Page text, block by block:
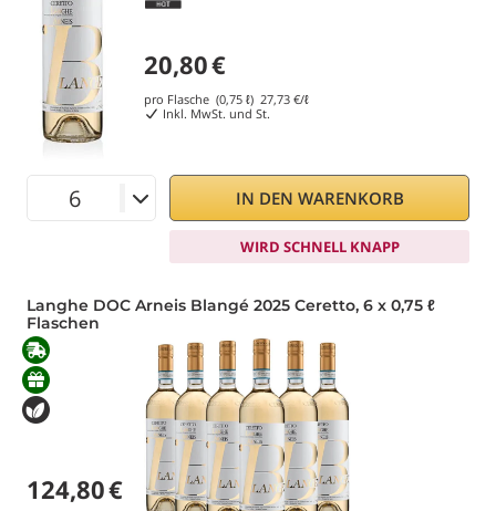
20,80€
pro Flasche (0,75 ℓ) 27,73 €/ℓ
Inkl. MwSt. und St.
IN DEN WARENKORB
WIRD SCHNELL KNAPP
Langhe DOC Arneis Blangé 2025 Ceretto, 6 x 0,75 ℓ
Flaschen
124,80€